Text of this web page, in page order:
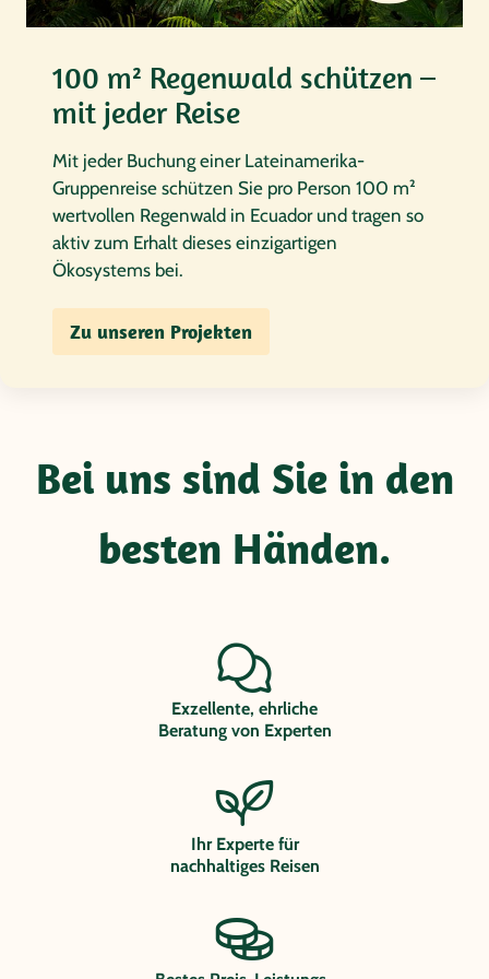
100 m² Regenwald schützen –
mit jeder Reise
Mit jeder Buchung einer Lateinamerika-
Gruppenreise schützen Sie pro Person 100 m²
wertvollen Regenwald in Ecuador und tragen so
aktiv zum Erhalt dieses einzigartigen
Ökosystems bei.
Zu unseren Projekten
Bei uns sind Sie in den
besten Händen.
Exzellente, ehrliche
Beratung von Experten
Ihr Experte für
nachhaltiges Reisen